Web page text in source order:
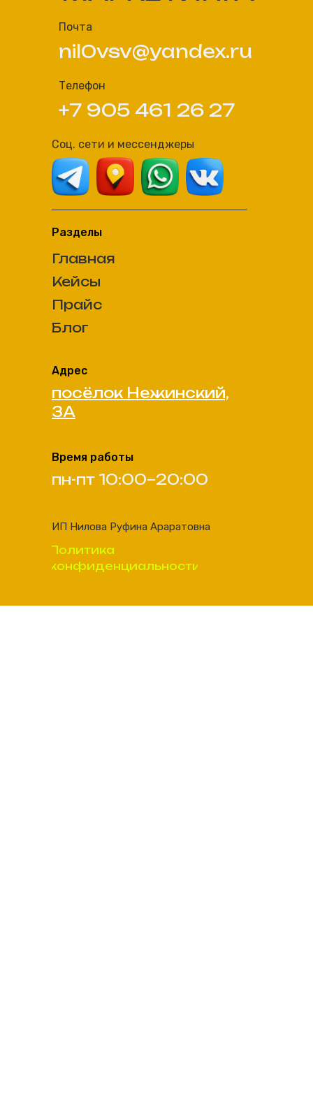
посёлок Нежинский,
3А
Адрес
Блог
Прайс
Кейсы
Главная
Разделы
Соц. сети и мессенджеры
+7 905 461 26 27
Телефон
nil0vsv@yandex.ru
Почта
пн-пт 10:00–20:00
Время работы
Политика
конфиденциальности
ИП Нилова Руфина Араратовна